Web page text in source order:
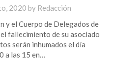
2020 by Redacción
y el Cuerpo de Delegados de
fallecimiento de su asociado
serán inhumados el día
a las 15 en…